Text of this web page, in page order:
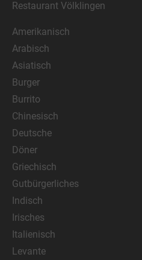
Restaurant Völklingen
Amerikanisch
Arabisch
Asiatisch
Burger
Burrito
Chinesisch
Deutsche
Döner
Griechisch
Gutbürgerliches
Indisch
Irisches
Italienisch
Levante